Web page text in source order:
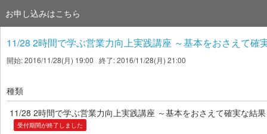
お申し込みはこちら
11/28 2時間で学ぶ営業力向上実践講座 ～基本をおさえて確
開始: 2016/11/28(月) 19:00 終了: 2016/11/28(月) 21:00
種類
11/28 2時間で学ぶ営業力向上実践講座 ～基本をおさえて確実な結
受付期間が終了しました